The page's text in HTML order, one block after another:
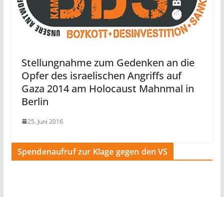
Stellungnahme zum Gedenken an die
Opfer des israelischen Angriffs auf
Gaza 2014 am Holocaust Mahnmal in
Berlin
25. Juni 2016
Spendenaufruf zur Klage gegen den VS